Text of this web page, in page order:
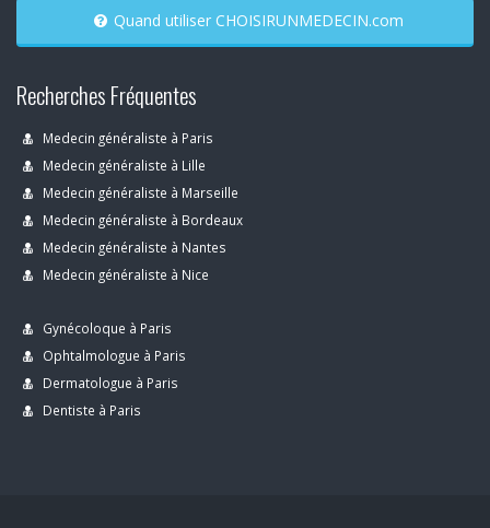
Quand utiliser CHOISIRUNMEDECIN.com
Recherches Fréquentes
Medecin généraliste à Paris
Medecin généraliste à Lille
Medecin généraliste à Marseille
Medecin généraliste à Bordeaux
Medecin généraliste à Nantes
Medecin généraliste à Nice
Gynécoloque à Paris
Ophtalmologue à Paris
Dermatologue à Paris
Dentiste à Paris